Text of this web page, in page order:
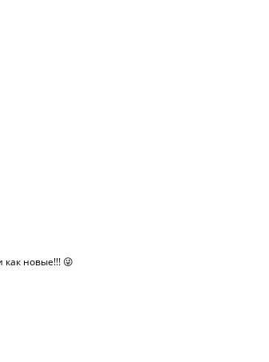
как новые!!! 😜